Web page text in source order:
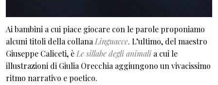
Ai bambini a cui piace giocare con le parole proponiamo
alcuni titoli della collana Linguacce. L’ultimo, del maestro
Giuseppe Caliceti, è Le sillabe degli animali a cui le
illustrazioni di Giulia Orecchia aggiungono un vivacissimo
ritmo narrativo e poetico.